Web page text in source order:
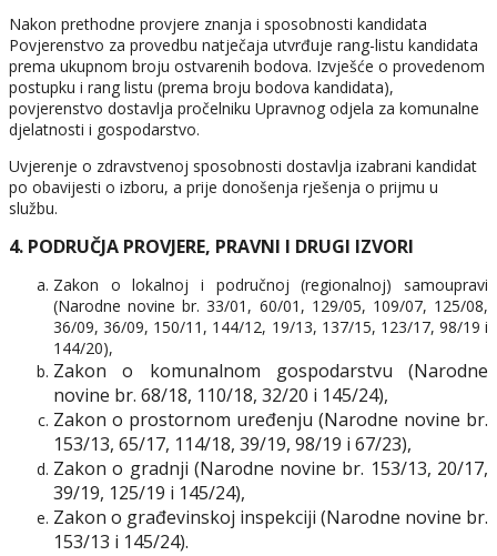
Nakon prethodne provjere znanja i sposobnosti kandidata
Povjerenstvo za provedbu natječaja utvrđuje rang-listu kandidata
prema ukupnom broju ostvarenih bodova. Izvješće o provedenom
postupku i rang listu (prema broju bodova kandidata),
povjerenstvo dostavlja pročelniku Upravnog odjela za komunalne
djelatnosti i gospodarstvo.
Uvjerenje o zdravstvenoj sposobnosti dostavlja izabrani kandidat
po obavijesti o izboru, a prije donošenja rješenja o prijmu u
službu.
4. PODRUČJA PROVJERE, PRAVNI I DRUGI IZVORI
Zakon o lokalnoj i područnoj (regionalnoj) samoupravi
(Narodne novine br. 33/01, 60/01, 129/05, 109/07, 125/08,
36/09, 36/09, 150/11, 144/12, 19/13, 137/15, 123/17, 98/19 i
144/20),
Zakon o komunalnom gospodarstvu (Narodne
novine br. 68/18, 110/18, 32/20 i 145/24),
Zakon o prostornom uređenju (Narodne novine br.
153/13, 65/17, 114/18, 39/19, 98/19 i 67/23),
Zakon o gradnji (Narodne novine br. 153/13, 20/17,
39/19, 125/19 i 145/24),
Zakon o građevinskoj inspekciji (Narodne novine br.
153/13 i 145/24).